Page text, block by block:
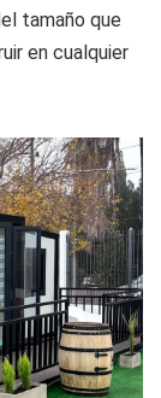
tamaño que
en cualquier